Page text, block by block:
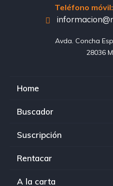
Teléfono móvil:
Avda. Concha
28036
Home
Buscador
Suscripción
Rentacar
A la carta